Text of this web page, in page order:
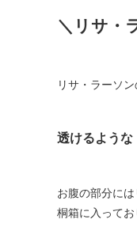
＼リサ・
リサ・ラーソ
透けるよう
お腹の部分に
桐箱に入ってお